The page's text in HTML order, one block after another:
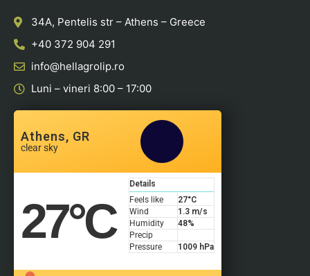
34A, Pentelis str – Athens – Greece
+40 372 904 291
info@hellagrolip.ro
Luni – vineri 8:00 – 17:00
Athens, GR
clear sky
27°C
Details
Feels like
27°C
Wind
1.3 m/s
Humidity
48%
Precip
Pressure
1009 hPa